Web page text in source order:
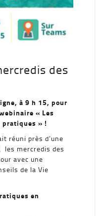
des
à 9 h 15, pour
« Les
pratiques » !
réuni près d’une
les mercredis des
avec une
de la Vie
en